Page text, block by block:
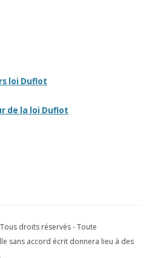
loi Duflot
de la loi Duflot
droits réservés - Toute
sans accord écrit donnera lieu à des